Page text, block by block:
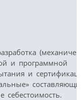
и программной
и